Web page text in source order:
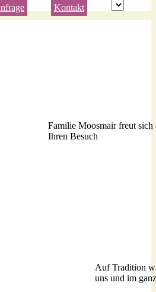
Kontakt
Familie Moosmair freut sich
Ihren Besuch
Auf Tradition
uns und im